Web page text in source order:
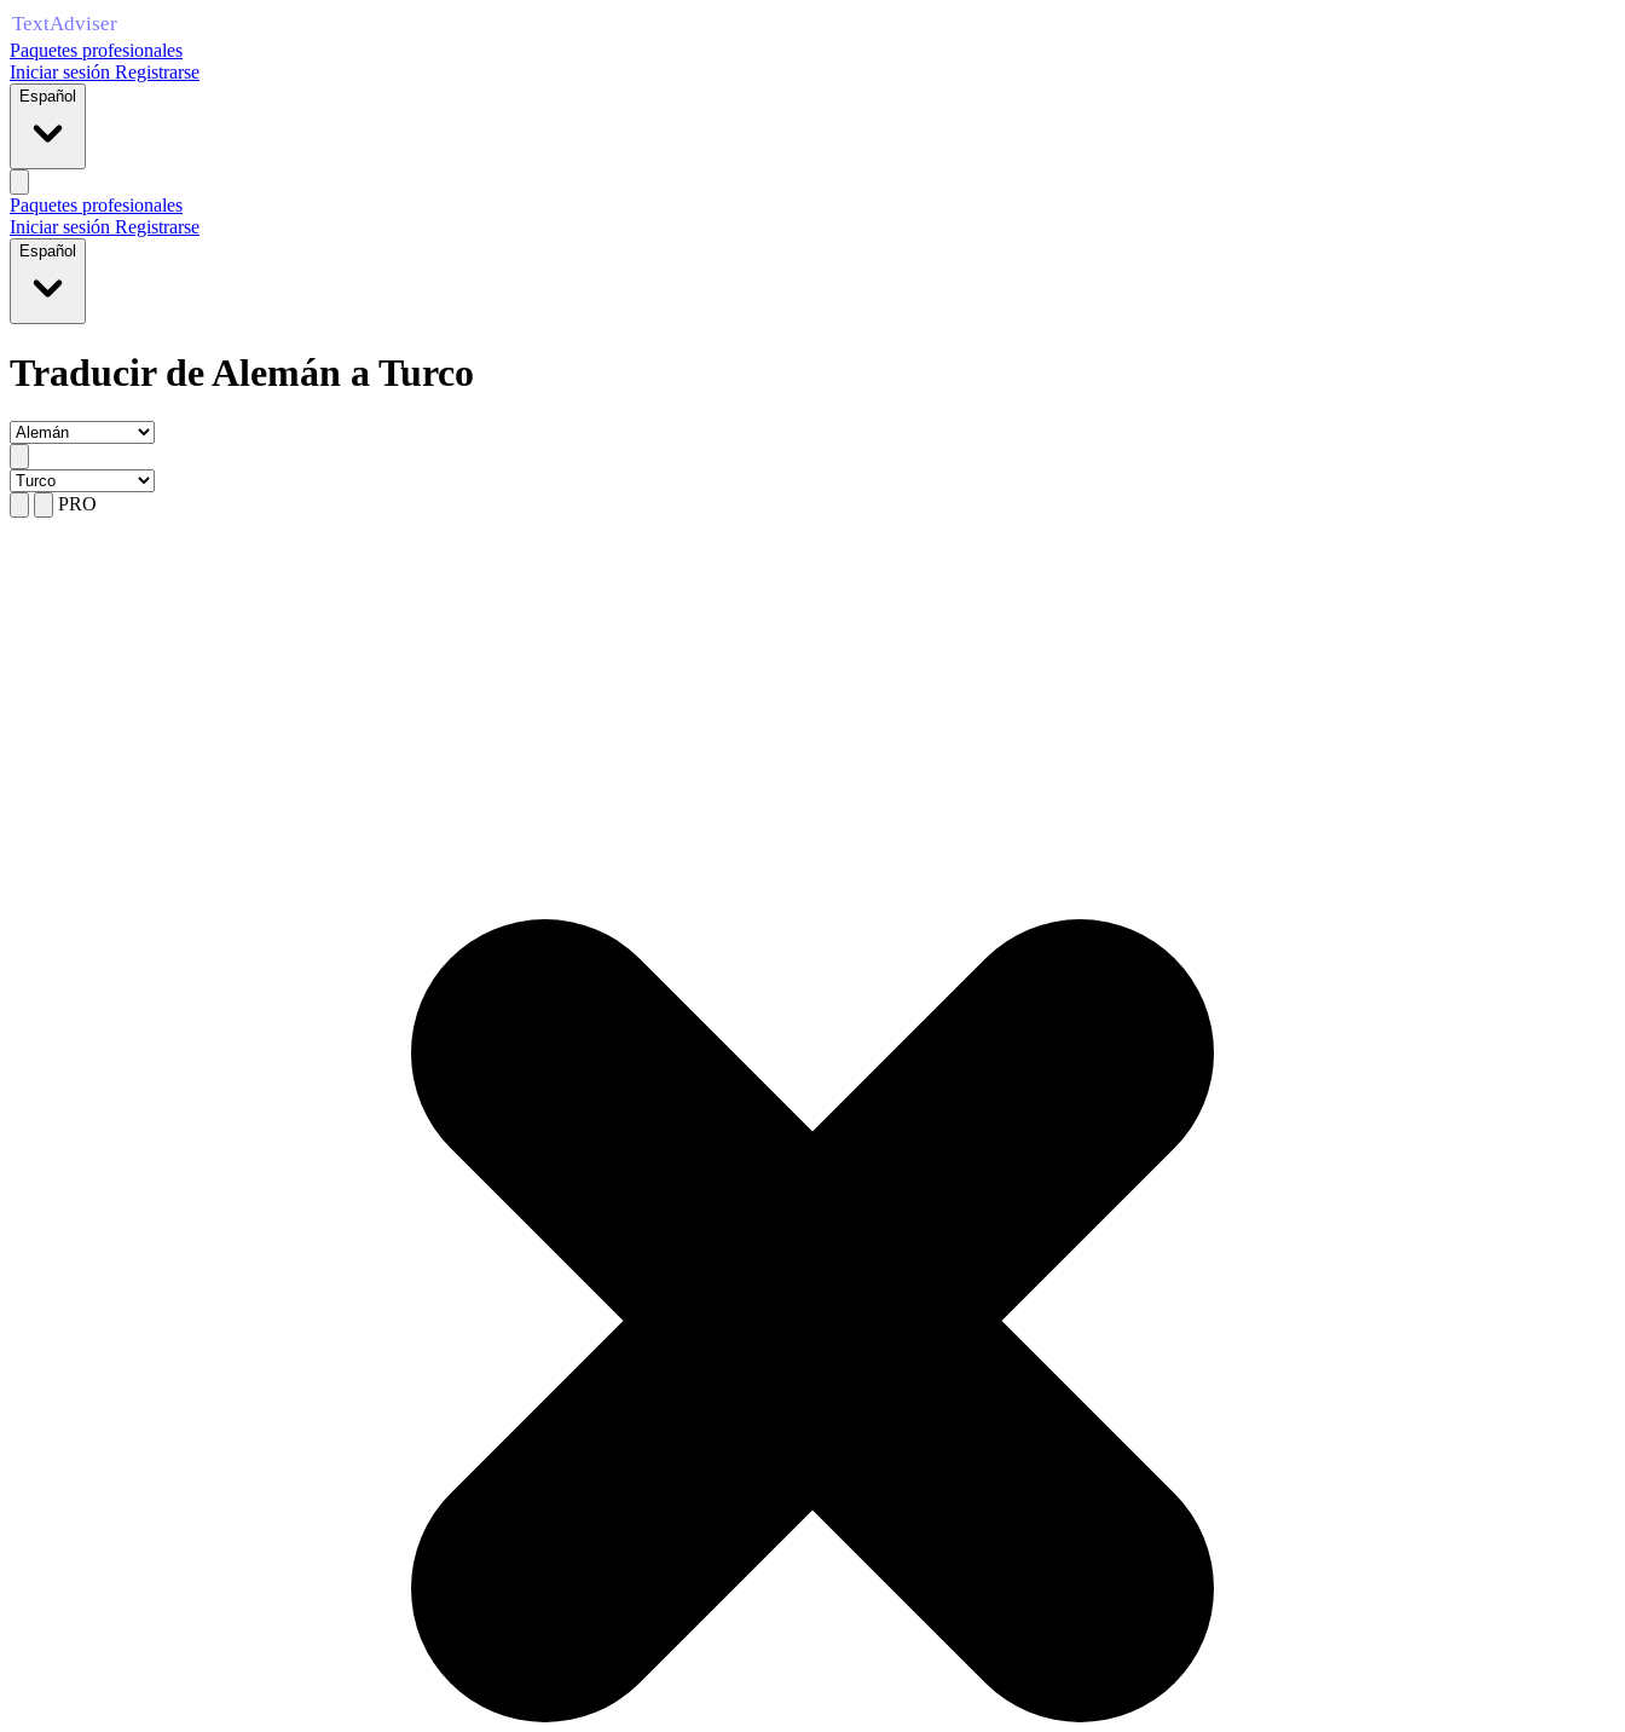
Paquetes profesionales
Iniciar sesión Registrarse
Español
Paquetes profesionales
Iniciar sesión Registrarse
Español
Traducir de Alemán a Turco
PRO